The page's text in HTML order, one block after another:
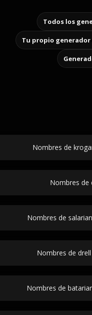
Todos los
Tu propio generador
Nombres de
Nombres de
Nombres de
Nombres de
Nombres de